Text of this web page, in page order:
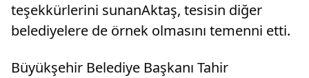
teşekkürlerini sunanAktaş, tesisin diğer
belediyelere de örnek olmasını temenni etti.
Büyükşehir Belediye Başkanı Tahir